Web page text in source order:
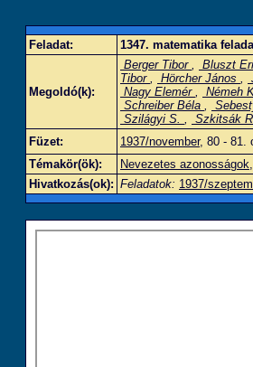
Feladat: 1347. matematika
Megoldó(k):
Berger Tibor , Bluszt
Tibor , Hörcher János ,
Nagy Elemér , Némeh
Schreiber Béla ,
Szilágyi S. , Szkitsák
Füzet:
1937/november, 80 - 81.
Témakör(ök):
Nevezetes azonosságok,
Hivatkozás(ok): Feladatok: 1937/